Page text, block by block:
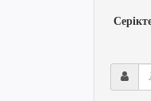
Логин